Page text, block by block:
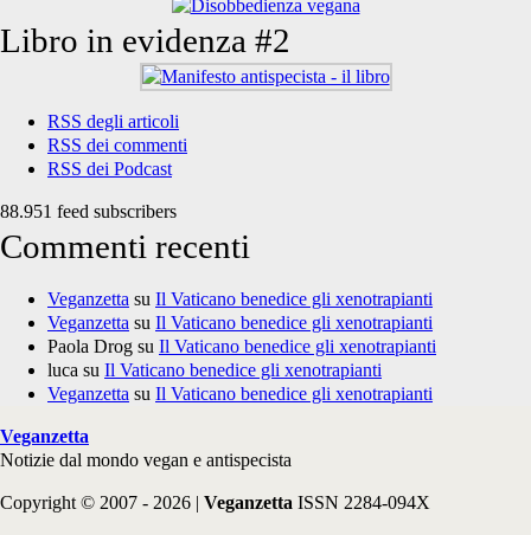
Libro in evidenza #2
RSS degli articoli
RSS dei commenti
RSS dei Podcast
88.951 feed subscribers
Commenti recenti
Veganzetta su Il Vaticano benedice gli xenotrapianti
Veganzetta su Il Vaticano benedice gli xenotrapianti
Paola Drog su Il Vaticano benedice gli xenotrapianti
luca su Il Vaticano benedice gli xenotrapianti
Veganzetta su Il Vaticano benedice gli xenotrapianti
Veganzetta
Notizie dal mondo vegan e antispecista
Copyright © 2007 - 2026 | Veganzetta ISSN 2284-094X